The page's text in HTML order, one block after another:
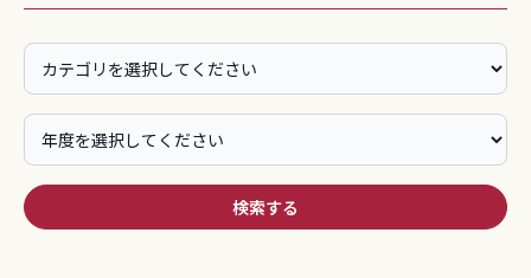
検索する